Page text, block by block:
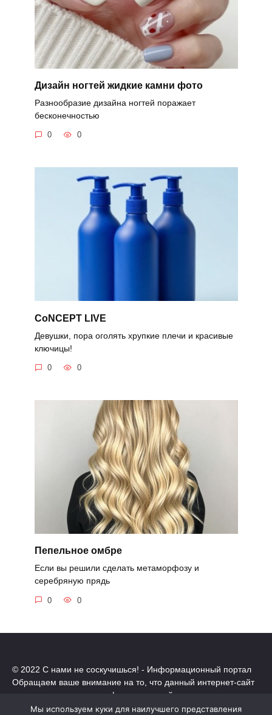
Дизайн ногтей жидкие камни фото
Разнообразие дизайна ногтей поражает
бесконечностью
0 0
CoNCEPT LIVE
Девушки, пора оголять хрупкие плечи и красивые
ключицы!
0 0
Пепельное омбре
Если вы решили сделать метаморфозу и
серебряную прядь
0 0
© 2022 С нами не соскучишься! - Информационный портал
Обращаем ваше внимание на то, что данный интернет-сайт
носит исключительно информационный характер.
Все торговые марки принадлежат их владельцам. Все права
Мы используем куки для наилучшего представления